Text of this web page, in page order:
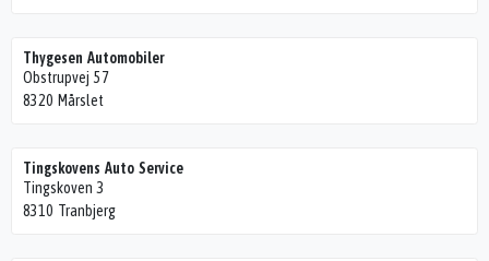
Thygesen Automobiler
Obstrupvej 57
8320 Mårslet
Tingskovens Auto Service
Tingskoven 3
8310 Tranbjerg